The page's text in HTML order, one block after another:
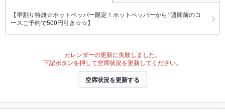
【早割り特典☆ホットペッパー限定！ホットペッパーから1週間前のコ
ースご予約で500円引き☆☆】
カレンダーの更新に失敗しました。
下記ボタンを押して空席状況を更新してください。
空席状況を更新する